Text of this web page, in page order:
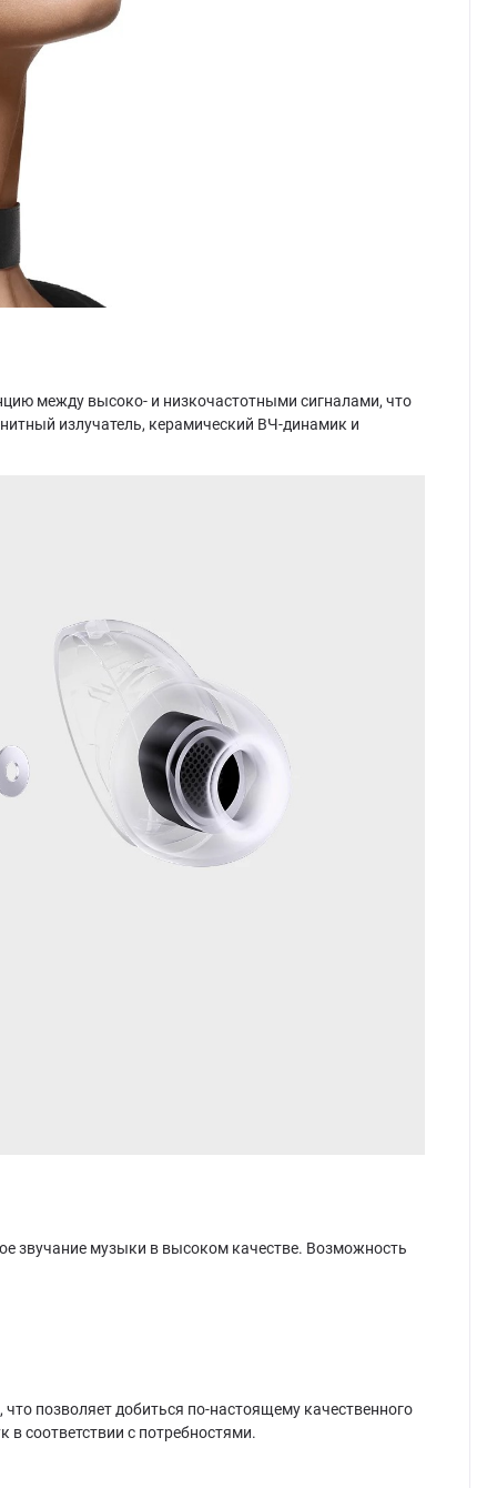
между высоко- и низкочастотными сигналами, что
излучатель, керамический ВЧ-динамик и
звучание музыки в высоком качестве. Возможность
позволяет добиться по-настоящему качественного
соответствии с потребностями.